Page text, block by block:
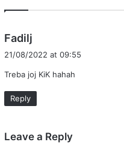
Fadilj
s
:
21/08/2022 at 09:55
Treba joj KiK hahah
Reply
Leave a Reply